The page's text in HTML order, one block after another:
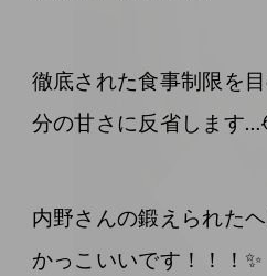
徹底された食事制限を
分の甘さに反省します
内野さんの鍛えられた
かっこいいです！！！✨